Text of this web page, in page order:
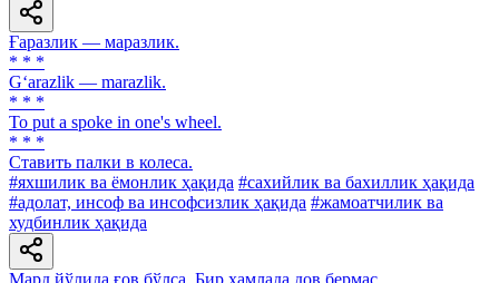
Ғаразлик — маразлик.
* * *
G‘arazlik — marazlik.
* * *
To put a spoke in one's wheel.
* * *
Ставить палки в колеса.
#яхшилик ва ёмонлик ҳақида #сахийлик ва бахиллик ҳақида
#адолат, инсоф ва инсофсизлик ҳақида #жамоатчилик ва
худбинлик ҳақида